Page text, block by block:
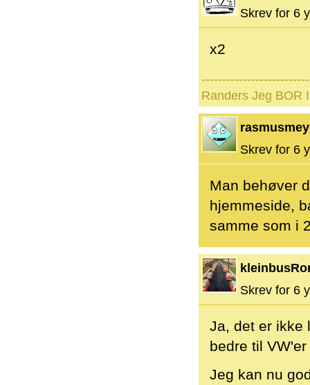
Skrev for 6
x2
Randers Jeg BOR
Skrev for 6
Man behøver
hjemmeside,
samme som i
Skrev for 6
Ja, det er ikke
bedre til
Jeg kan nu